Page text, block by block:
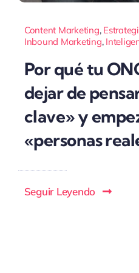
Content Marketing,
Inbound Marketing,
Por qué tu
dejar de
clave» y
«personas
Seguir Leyendo